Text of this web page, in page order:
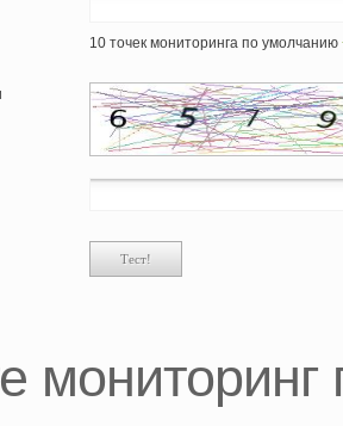
10 точек мониторинга по умолчанию
мониторинг